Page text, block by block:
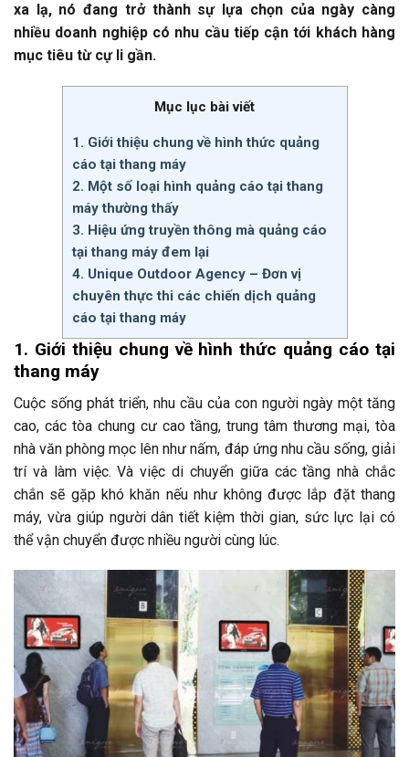
xa lạ, nó đang trở thành sự lựa chọn của ngày càng
nhiều doanh nghiệp có nhu cầu tiếp cận tới khách hàng
mục tiêu từ cự li gần.
Mục lục bài viết
1. Giới thiệu chung về hình thức quảng
cáo tại thang máy
2. Một số loại hình quảng cáo tại thang
máy thường thấy
3. Hiệu ứng truyền thông mà quảng cáo
tại thang máy đem lại
4. Unique Outdoor Agency – Đơn vị
chuyên thực thi các chiến dịch quảng
cáo tại thang máy
1. Giới thiệu chung về hình thức quảng cáo tại
thang máy
Cuộc sống phát triển, nhu cầu của con người ngày một tăng
cao, các tòa chung cư cao tầng, trung tâm thương mại, tòa
nhà văn phòng mọc lên như nấm, đáp ứng nhu cầu sống, giải
trí và làm việc. Và việc di chuyển giữa các tầng nhà chắc
chắn sẽ gặp khó khăn nếu như không được lắp đặt thang
máy, vừa giúp người dân tiết kiệm thời gian, sức lực lại có
thể vận chuyển được nhiều người cùng lúc.